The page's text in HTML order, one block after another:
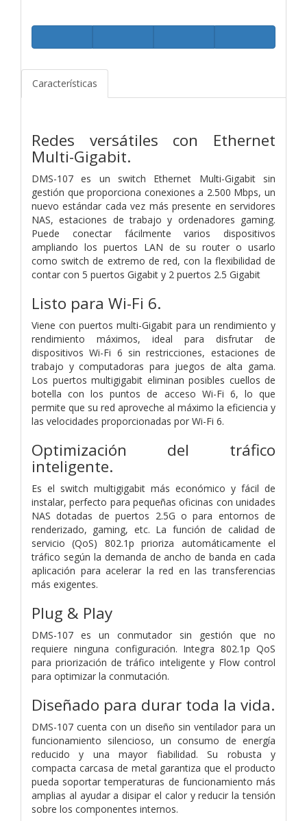
Características
Redes versátiles con Ethernet
Multi-Gigabit.
DMS-107 es un switch Ethernet Multi-Gigabit sin
gestión que proporciona conexiones a 2.500 Mbps, un
nuevo estándar cada vez más presente en servidores
NAS, estaciones de trabajo y ordenadores gaming.
Puede conectar fácilmente varios dispositivos
ampliando los puertos LAN de su router o usarlo
como switch de extremo de red, con la flexibilidad de
contar con 5 puertos Gigabit y 2 puertos 2.5 Gigabit
Listo para Wi-Fi 6.
Viene con puertos multi-Gigabit para un rendimiento y
rendimiento máximos, ideal para disfrutar de
dispositivos Wi-Fi 6 sin restricciones, estaciones de
trabajo y computadoras para juegos de alta gama.
Los puertos multigigabit eliminan posibles cuellos de
botella con los puntos de acceso Wi-Fi 6, lo que
permite que su red aproveche al máximo la eficiencia y
las velocidades proporcionadas por Wi-Fi 6.
Optimización del tráfico
inteligente.
Es el switch multigigabit más económico y fácil de
instalar, perfecto para pequeñas oficinas con unidades
NAS dotadas de puertos 2.5G o para entornos de
renderizado, gaming, etc. La función de calidad de
servicio (QoS) 802.1p prioriza automáticamente el
tráfico según la demanda de ancho de banda en cada
aplicación para acelerar la red en las transferencias
más exigentes.
Plug & Play
DMS-107 es un conmutador sin gestión que no
requiere ninguna configuración. Integra 802.1p QoS
para priorización de tráfico inteligente y Flow control
para optimizar la conmutación.
Diseñado para durar toda la vida.
DMS-107 cuenta con un diseño sin ventilador para un
funcionamiento silencioso, un consumo de energía
reducido y una mayor fiabilidad. Su robusta y
compacta carcasa de metal garantiza que el producto
pueda soportar temperaturas de funcionamiento más
amplias al ayudar a disipar el calor y reducir la tensión
sobre los componentes internos.